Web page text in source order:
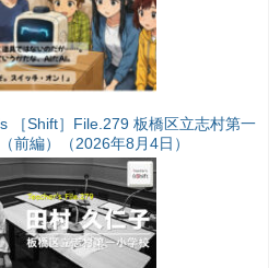
［Shift］File.279 板橋区立志村第一
前編）（2026年8月4日）